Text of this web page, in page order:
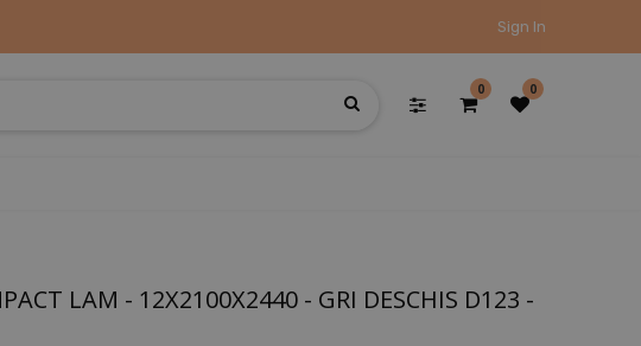
Sign In
0 0
LAM - 12X2100X2440 - GRI DESCHIS D123 -